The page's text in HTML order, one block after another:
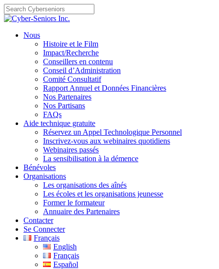
Skip
to
content
Nous
Histoire et le Film
Impact/Recherche
Conseillers en contenu
Conseil d’Administration
Comité Consultatif
Rapport Annuel et Données Financières
Nos Partenaires
Nos Partisans
FAQs
Aide technique gratuite
Réservez un Appel Technologique Personnel
Inscrivez-vous aux webinaires quotidiens
Webinaires passés
La sensibilisation à la démence
Bénévoles
Organisations
Les organisations des aînés
Les écoles et les organisations jeunesse
Former le formateur
Annuaire des Partenaires
Contacter
Se Connecter
Français
English
Français
Español